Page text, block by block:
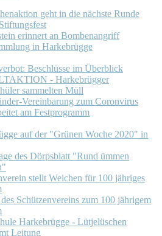
geht in die nächste Runde
erinnert an Bombenangriff
in Harkebrügge
Beschlüsse im Überblick
- Harkebrügger
sammelten Müll
Vereinbarung zum Coronvirus
am Festprogramm
auf der "Grünen Woche 2020" in
des Dörpsblatt "Rund ümmen
stellt Weichen für 100 jähriges
Schützenvereins zum 100 jährigem
Harkebrügge - Lütjelüschen
Leitung